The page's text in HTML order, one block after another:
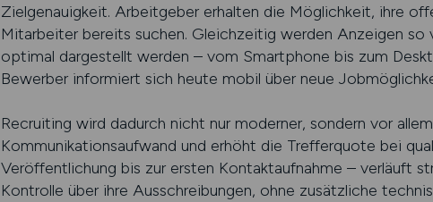
Zielgenauigkeit. Arbeitgeber erhalten die Möglichkeit, ihre
Mitarbeiter bereits suchen. Gleichzeitig werden Anzeigen
optimal dargestellt werden – vom Smartphone bis zum
Bewerber informiert sich heute mobil über neue
Recruiting wird dadurch nicht nur moderner, sondern vor
Kommunikationsaufwand und erhöht die Trefferquote bei
Veröffentlichung bis zur ersten Kontaktaufnahme – verläuft
Kontrolle über ihre Ausschreibungen, ohne zusätzliche